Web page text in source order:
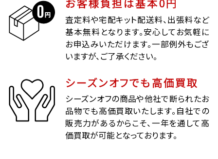
査定料や宅配キット配送料、出張料など
基本無料となります。安心してお気軽に
お申込みいただけます。一部例外もござ
いますが、ご了承ください。
シーズンオフでも高価買取
シーズンオフの商品や他社で断られたお
品物でも高価買取いたします。自社での
販売力があるからこそ、一年を通して高
価買取が可能となっております。